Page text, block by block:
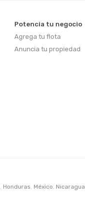
Potencia tu negocio
Agrega tu flota
Anuncia tu propiedad
, Honduras, México, Nicaragua